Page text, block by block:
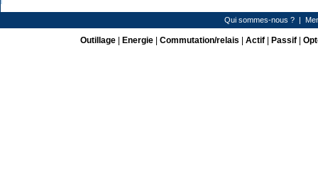
Qui sommes-nous ?|
Outillage| Energie| Commutation/relais Actif| Passif|